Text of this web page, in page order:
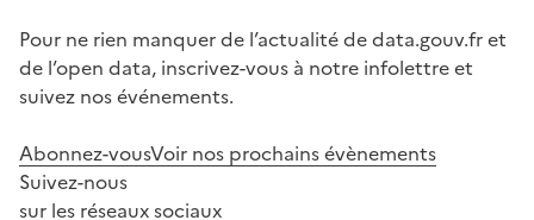
Pour ne rien manquer de l’actualité de data.gouv.fr et
de l’open data, inscrivez-vous à notre infolettre et
suivez nos événements.
Abonnez-vousVoir nos prochains évènements
Suivez-nous
sur les réseaux sociaux